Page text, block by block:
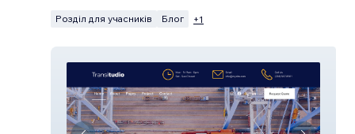
Розділ для учасників Блог +1